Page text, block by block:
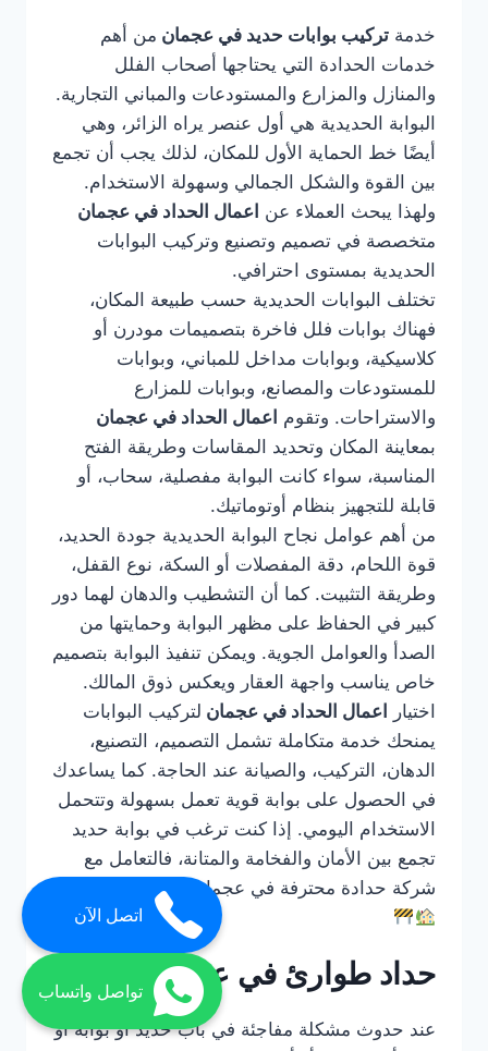
خدمة تركيب بوابات حديد في عجمان من أهم
خدمات الحدادة التي يحتاجها أصحاب الفلل
والمنازل والمزارع والمستودعات والمباني التجارية.
البوابة الحديدية هي أول عنصر يراه الزائر، وهي
أيضًا خط الحماية الأول للمكان، لذلك يجب أن تجمع
بين القوة والشكل الجمالي وسهولة الاستخدام.
ولهذا يبحث العملاء عن اعمال الحداد في عجمان
متخصصة في تصميم وتصنيع وتركيب البوابات
الحديدية بمستوى احترافي.
تختلف البوابات الحديدية حسب طبيعة المكان،
فهناك بوابات فلل فاخرة بتصميمات مودرن أو
كلاسيكية، وبوابات مداخل للمباني، وبوابات
للمستودعات والمصانع، وبوابات للمزارع
والاستراحات. وتقوم اعمال الحداد في عجمان
بمعاينة المكان وتحديد المقاسات وطريقة الفتح
المناسبة، سواء كانت البوابة مفصلية، سحاب، أو
قابلة للتجهيز بنظام أوتوماتيك.
من أهم عوامل نجاح البوابة الحديدية جودة الحديد،
قوة اللحام، دقة المفصلات أو السكة، نوع القفل،
وطريقة التثبيت. كما أن التشطيب والدهان لهما دور
كبير في الحفاظ على مظهر البوابة وحمايتها من
الصدأ والعوامل الجوية. ويمكن تنفيذ البوابة بتصميم
خاص يناسب واجهة العقار ويعكس ذوق المالك.
اختيار
اعمال الحداد في عجمان لتركيب البوابات
يمنحك خدمة متكاملة تشمل التصميم، التصنيع،
الدهان، التركيب، والصيانة عند الحاجة. كما يساعدك
في الحصول على بوابة قوية تعمل بسهولة وتتحمل
الاستخدام اليومي. إذا كنت ترغب في بوابة حديد
تجمع بين الأمان والفخامة والمتانة، فالتعامل مع
شركة حدادة محترفة في عجمان هو الحل الأفضل.
حداد طوارئ في عجمان
عند حدوث مشكلة مفاجئة في باب حديد أو بوابة أو
اتصل الآن
تواصل واتساب